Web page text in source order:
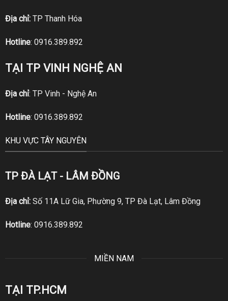
Địa chỉ:TP Thanh Hóa
Hotline: 0916.389.892
TẠI TP VINH NGHỆ AN
Địa chỉ: TP Vinh - Nghệ An
Hotline: 0916.389.892
KHU VỰC TÂY NGUYÊN
TP ĐÀ LẠT - LÂM ĐỒNG
Địa chỉ:Số 11A Lữ Gia, Phường 9, TP Đà Lạt, Lâm Đồng
Hotline: 0916.389.892
MIỀN NAM
TẠI TP.HCM